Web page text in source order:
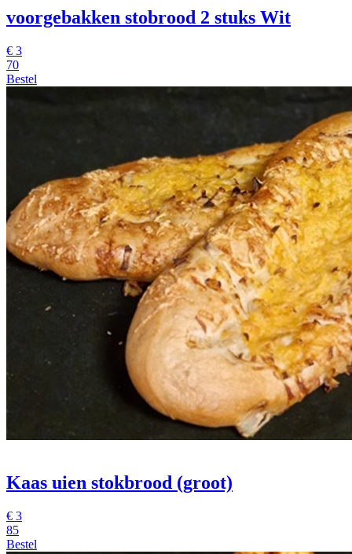
voorgebakken stobrood 2 stuks Wit
€ 3
70
Bestel
Kaas uien stokbrood (groot)
€ 3
85
Bestel